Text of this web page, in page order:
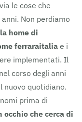
le cose che
Non perdiamo
home di
ferraraitalia e i
implementati. Il
corso degli anni
nuovo quotidiano.
prima di
occhio che cerca di